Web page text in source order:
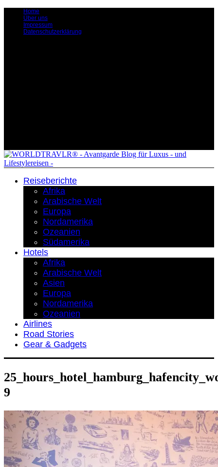
Home
Über uns
Impressum
Datenschutzerklärung
Reiseberichte
Afrika
Arabische Welt
Europa
Nordamerika
Ozeanien
Südamerika
Hotels
Afrika
Arabische Welt
Asien
Europa
Nordamerika
Ozeanien
Airlines
Road Stories
Gear & Gadgets
9